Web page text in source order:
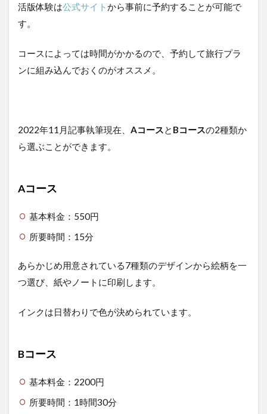
のも
ア
セ
と
め
活版体験は公式サイト から事前に予約することが可能で
す。
コースによっては時間がかかるので、予約して旅行プラ
ンに組み込んでおくのがオススメ。
2022年11月記事執筆現在、 Aコースと Bコースの2種類か
ら選ぶことができます。
Aコース
基本料金：550円
所要時間：15分
あらかじめ用意されている7種類のデザインから絵柄を一
つ選び、紙やノートに印刷します。
インクは日替わりで色が決められています。
Bコース
基本料金：2200円
所要時間：1時間30分